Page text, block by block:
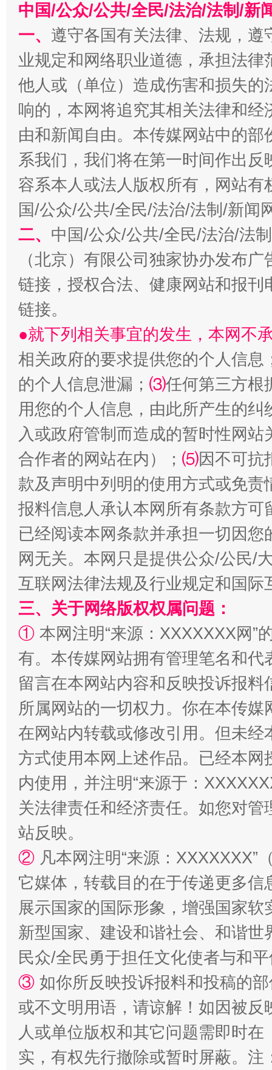
在谋一域中谋全局
习近平的博鳌关键词
魏明亮
“刷贴”乱象丛生
揭批美国五大"原罪" "炒
解纷+调解+退费，一次搞定
站台名比不上好声名
漫山遍野的桃花与雪山、麦地、白藏房 除
中国/公众/公共/全民/法治/法制/新
一、 遵守各国有关法律、法规，
业规定和网络职业道德，承担法
他人或（单位）造成伤害和损失
响的，本网将追究其相关法律和
由和新闻自由。本传媒网站中的
系我们，我们将在第一时间作出
容系本人或法人版权所有，网站
国/公众/公共/全民/法治/法制/新闻
二、 中国/公众/公共/全民/法治/法
（北京）有限公司独家协办发布
链接，授权合法、健康网站和报
链接。
●就下列相关事宜的发生，本网不
相关政府的要求提供您的个人信息
的个人信息泄漏； ⑶任何第三方根
用您的个人信息，由此所产生的纠
入或政府管制而造成的暂时性网
合作者的网站在内）； ⑸因不可抗
款及声明中列明的使用方式或免责
报料信息人承认本网所有条款方
已经阅读本网条款并承担一切因
网无关。本网只是提供公众/公民/
互联网法律法规及行业规定和国
三、关于网络版权权属问题：
① 本网注明“来源：XXXXXXX网”
有。本传媒网站拥有管理笔名和
留言在本网站内容和反映投诉报
所属网站的一切权力。你在本传
在网站内转载或修改引用。但未
方式使用本网上述作品。已经本
内使用，并注明“来源于：
关法律责任和经济责任。如您对
站反映。
② 凡本网注明“来源：
它媒体，转载目的在于传递更多
展示国家的国际形象，增强国家
新型国家、建设和谐社会、和谐
民众/全民勇于担任文化使者与和
③ 如你所反映投诉报料和投稿的
或不文明用语，请谅解！如因被
人或单位版权和其它问题需即时在
实，有权先行撤除或暂时屏蔽。